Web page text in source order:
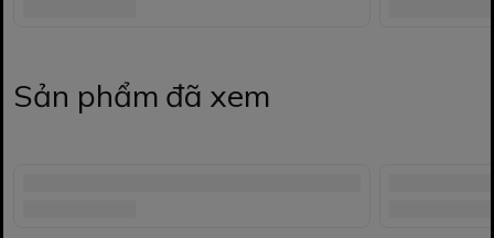
Sản phẩm đã xem